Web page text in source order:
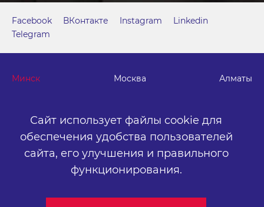
Сайт использует файлы cookie для
обеспечения удобства пользователей
сайта, его улучшения и правильного
функционирования.
Минск Москва Алматы
г. Минск, м. "Парк Челюскинцев", бизнес-центр "Time"
ул. Толбухина, 2, эт. 5. ООО «Артокс Медиа», УНП
191445164
+375 (17) 388-72-73
info@artox-media.by
Facebook ВКонтакте Instagram
Linkedin
Telegram